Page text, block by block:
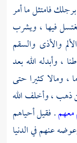
فامتثل ما أمر
يغتسل فيها ، ويشرب
والأذى والسقم
، وأبدله الله بعد
، ومالا كثيرا حتى
ذهب ، وأخلف الله
معهم. فقيل أحياهم
عنهم في الدنيا